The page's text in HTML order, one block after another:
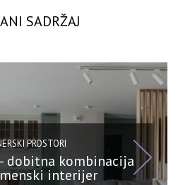
SADRŽAJ
PROSTORI
dobitna kombinacija
interijer